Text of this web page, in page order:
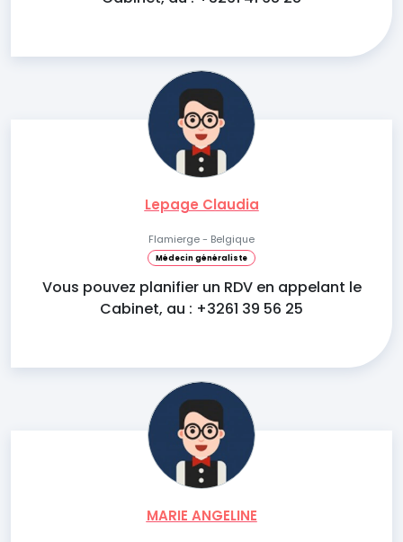
Lepage Claudia
Flamierge - Belgique
Médecin généraliste
Vous pouvez planifier un RDV en appelant le
Cabinet, au : +3261 39 56 25
MARIE ANGELINE